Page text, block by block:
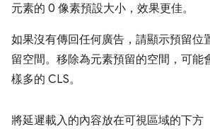
元素的 0 像素預設大小，效果更佳。
如果沒有傳回任何廣告，請顯示預留位
留空間。移除為元素預留的空間，可能
樣多的 CLS。
將延遲載入的內容放在可視區域的下方